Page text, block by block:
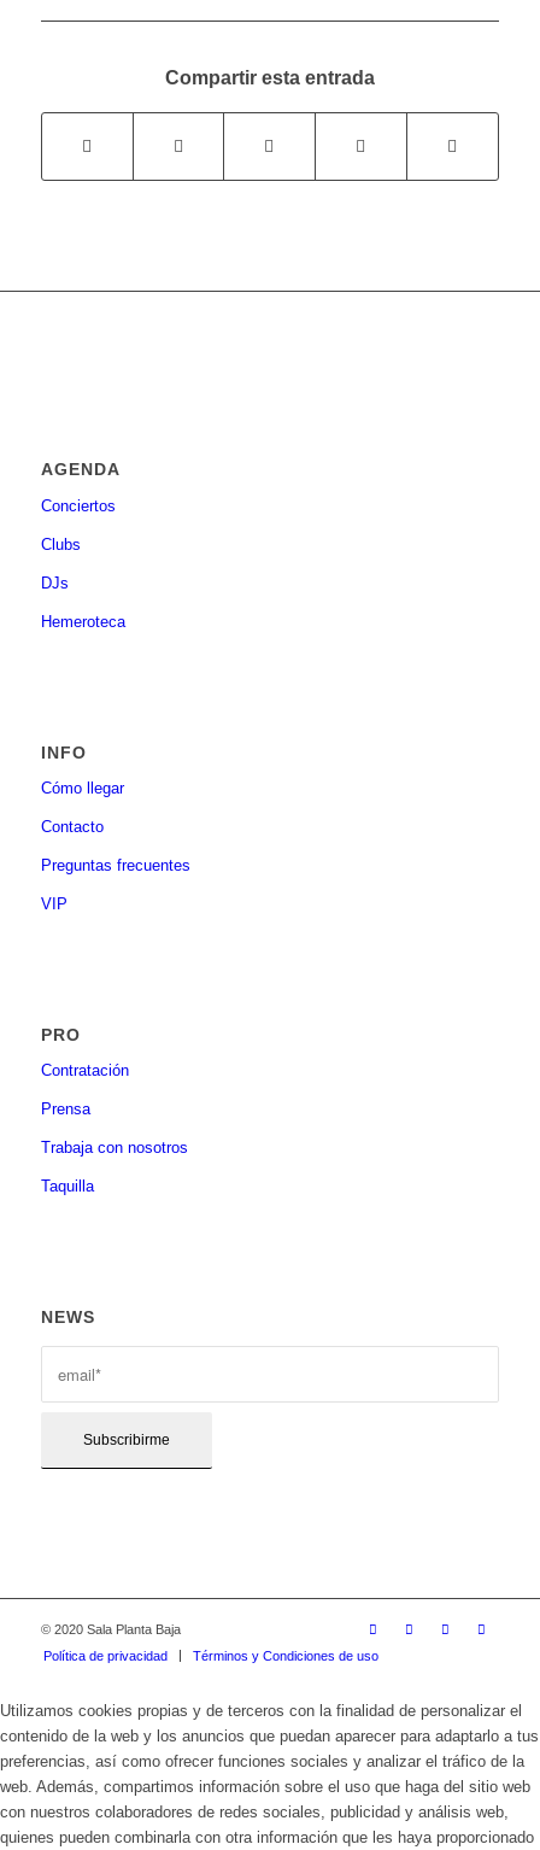
Compartir esta entrada
AGENDA
Conciertos
Clubs
DJs
Hemeroteca
INFO
Cómo llegar
Contacto
Preguntas frecuentes
VIP
PRO
Contratación
Prensa
Trabaja con nosotros
Taquilla
NEWS
© 2020 Sala Planta Baja
Política de privacidad
Términos y Condiciones de uso
Utilizamos cookies propias y de terceros con la finalidad de personalizar el
contenido de la web y los anuncios que puedan aparecer para adaptarlo a tus
preferencias, así como ofrecer funciones sociales y analizar el tráfico de la
web. Además, compartimos información sobre el uso que haga del sitio web
con nuestros colaboradores de redes sociales, publicidad y análisis web,
quienes pueden combinarla con otra información que les haya proporcionado